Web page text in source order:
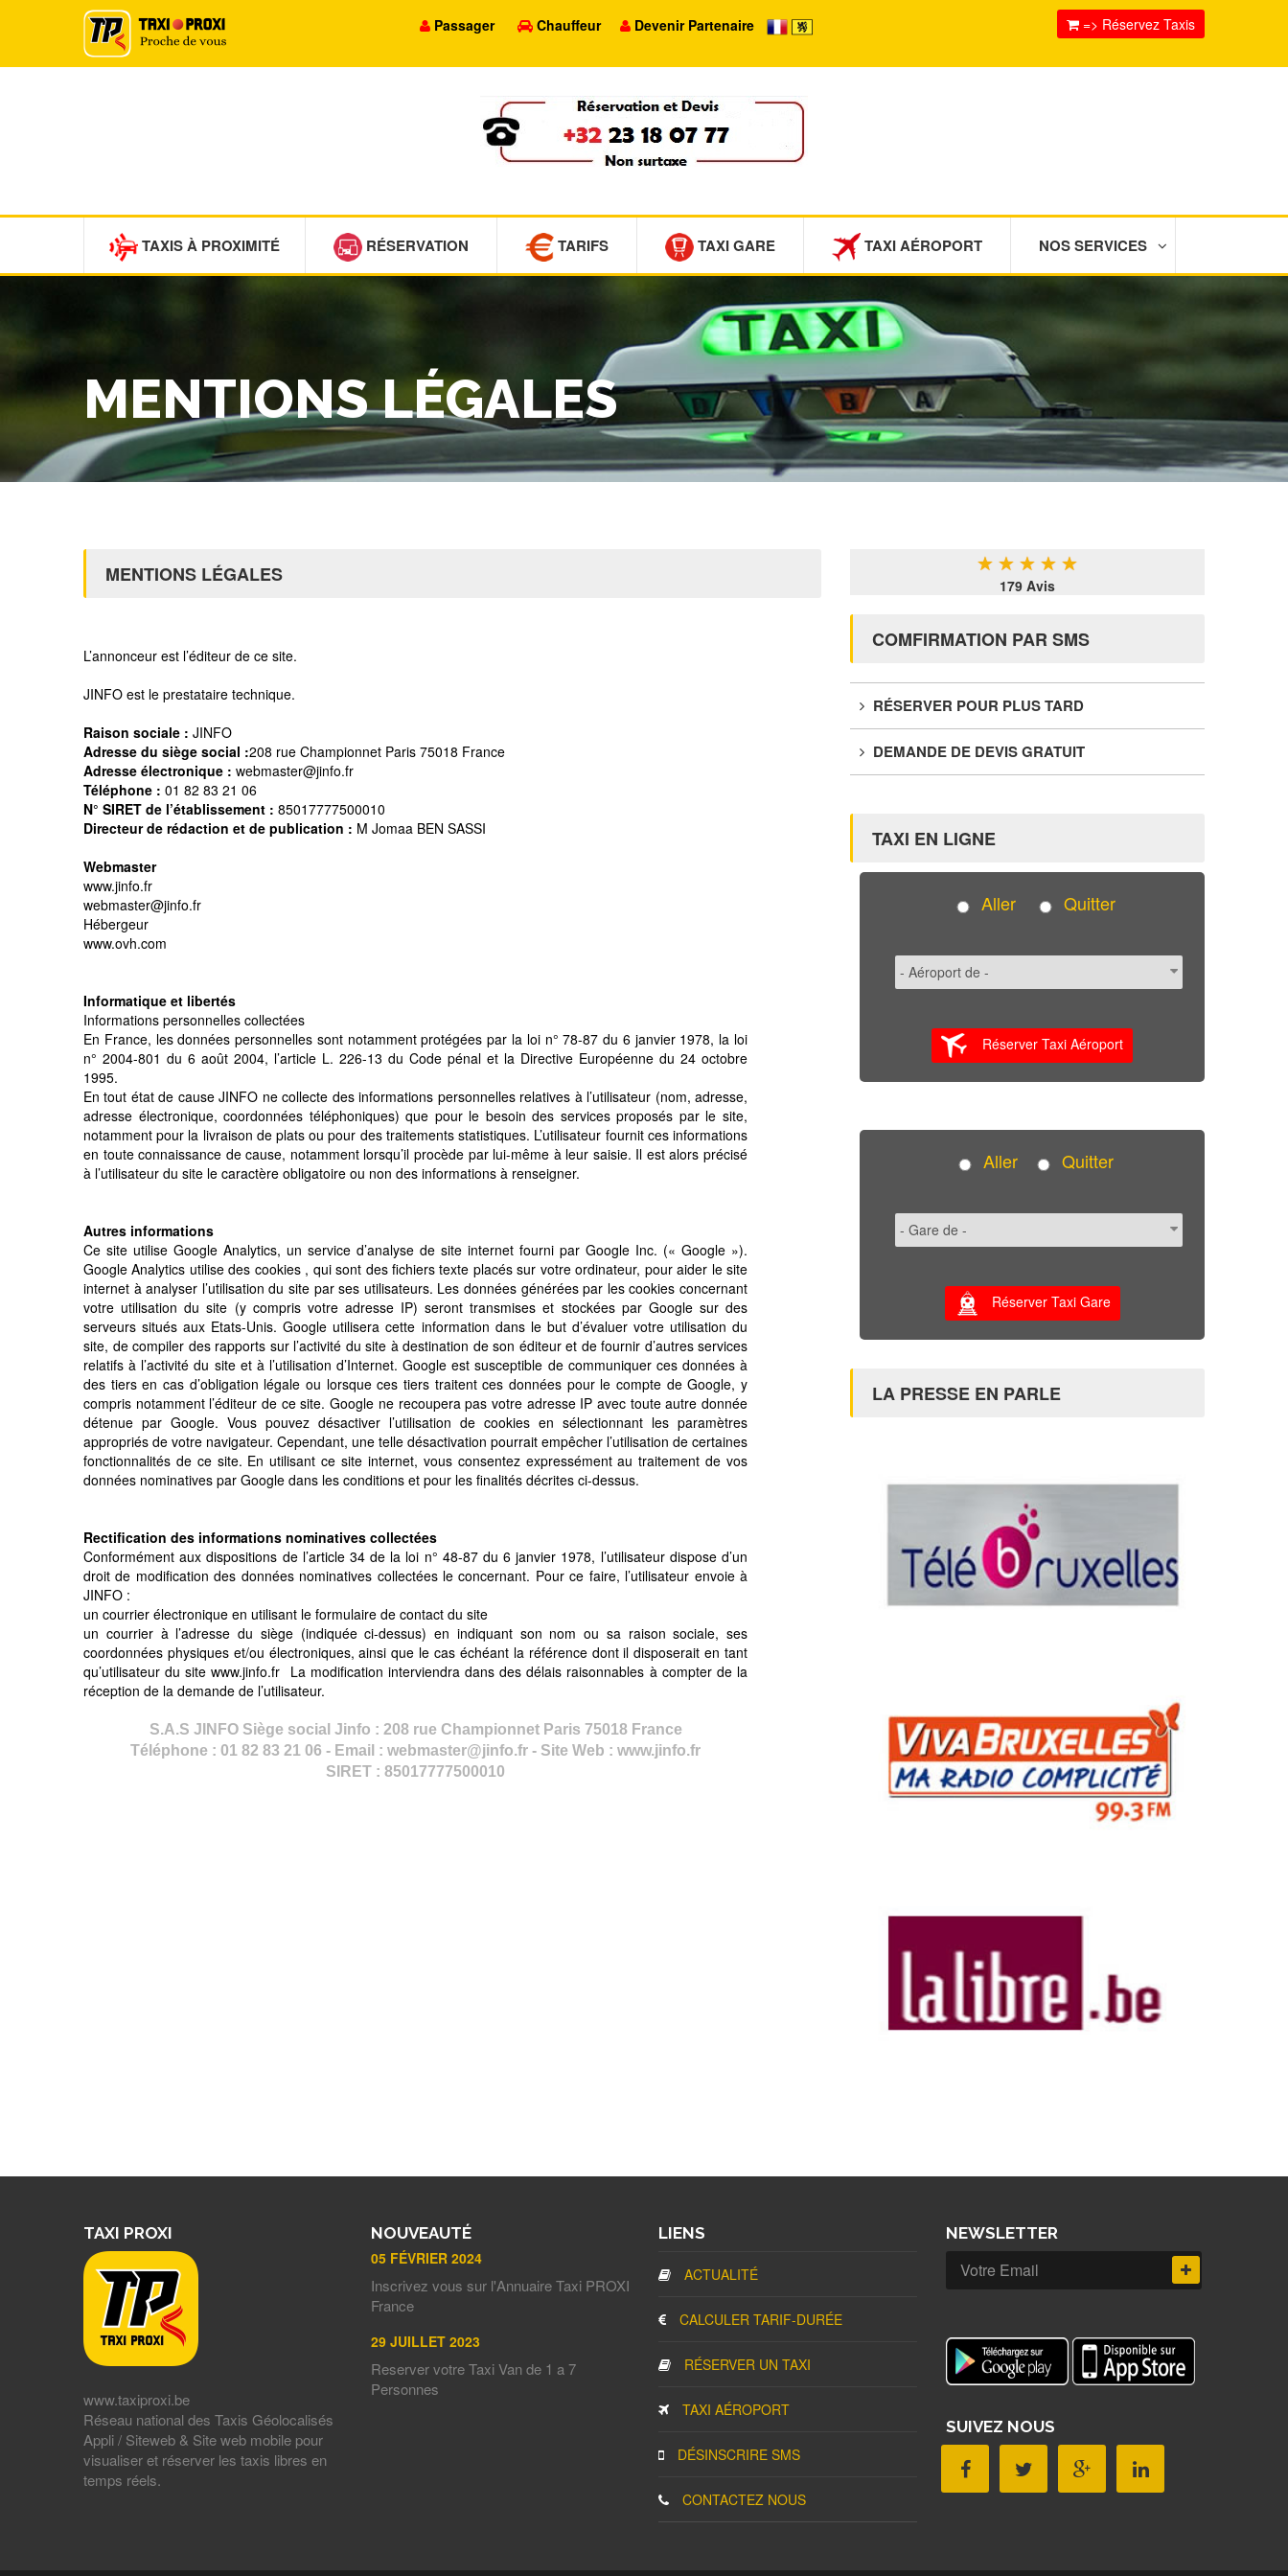
Passager Chauffeur Devenir Partenaire => Réservez Taxis
TAXIS À PROXIMITÉ RÉSERVATION TARIFS TAXI GARE TAXI AÉROPORT NOS SERVICES
MENTIONS LÉGALES
MENTIONS LÉGALES
L’annonceur est l’éditeur de ce site.
JINFO est le prestataire technique.
Raison sociale : JINFO
Adresse du siège social :208 rue Championnet Paris 75018 France
Adresse électronique : webmaster@jinfo.fr
Téléphone : 01 82 83 21 06
N° SIRET de l’établissement : 85017777500010
Directeur de rédaction et de publication : M Jomaa BEN SASSI
Webmaster
www.jinfo.fr
webmaster@jinfo.fr
Hébergeur
www.ovh.com
Informatique et libertés
Informations personnelles collectées
En France, les données personnelles sont notamment protégées par la loi n° 78-87 du 6 janvier 1978, la loi
n° 2004-801 du 6 août 2004, l’article L. 226-13 du Code pénal et la Directive Européenne du 24 octobre
1995.
En tout état de cause JINFO ne collecte des informations personnelles relatives à l’utilisateur (nom, adresse,
adresse électronique, coordonnées téléphoniques) que pour le besoin des services proposés par le site,
notamment pour la livraison de plats ou pour des traitements statistiques. L’utilisateur fournit ces informations
en toute connaissance de cause, notamment lorsqu’il procède par lui-même à leur saisie. Il est alors précisé
à l’utilisateur du site le caractère obligatoire ou non des informations à renseigner.
Autres informations
Ce site utilise Google Analytics, un service d’analyse de site internet fourni par Google Inc. (« Google »).
Google Analytics utilise des cookies , qui sont des fichiers texte placés sur votre ordinateur, pour aider le site
internet à analyser l’utilisation du site par ses utilisateurs. Les données générées par les cookies concernant
votre utilisation du site (y compris votre adresse IP) seront transmises et stockées par Google sur des
serveurs situés aux Etats-Unis. Google utilisera cette information dans le but d’évaluer votre utilisation du
site, de compiler des rapports sur l’activité du site à destination de son éditeur et de fournir d’autres services
relatifs à l’activité du site et à l’utilisation d’Internet. Google est susceptible de communiquer ces données à
des tiers en cas d’obligation légale ou lorsque ces tiers traitent ces données pour le compte de Google, y
compris notamment l’éditeur de ce site. Google ne recoupera pas votre adresse IP avec toute autre donnée
détenue par Google. Vous pouvez désactiver l’utilisation de cookies en sélectionnant les paramètres
appropriés de votre navigateur. Cependant, une telle désactivation pourrait empêcher l’utilisation de certaines
fonctionnalités de ce site. En utilisant ce site internet, vous consentez expressément au traitement de vos
données nominatives par Google dans les conditions et pour les finalités décrites ci-dessus.
Rectification des informations nominatives collectées
Conformément aux dispositions de l’article 34 de la loi n° 48-87 du 6 janvier 1978, l’utilisateur dispose d’un
droit de modification des données nominatives collectées le concernant. Pour ce faire, l’utilisateur envoie à
JINFO :
un courrier électronique en utilisant le formulaire de contact du site
un courrier à l’adresse du siège (indiquée ci-dessus) en indiquant son nom ou sa raison sociale, ses
coordonnées physiques et/ou électroniques, ainsi que le cas échéant la référence dont il disposerait en tant
qu’utilisateur du site www.jinfo.fr La modification interviendra dans des délais raisonnables à compter de la
réception de la demande de l’utilisateur.
S.A.S JINFO Siège social Jinfo : 208 rue Championnet Paris 75018 France
Téléphone : 01 82 83 21 06 - Email : webmaster@jinfo.fr - Site Web : www.jinfo.fr
SIRET : 85017777500010
★ ★ ★ ★ ★
179 Avis
COMFIRMATION PAR SMS
RÉSERVER POUR PLUS TARD
DEMANDE DE DEVIS GRATUIT
TAXI EN LIGNE
Aller Quitter
Réserver Taxi Aéroport
Aller Quitter
Réserver Taxi Gare
LA PRESSE EN PARLE
TAXI PROXI
www.taxiproxi.be
Réseau national des Taxis Géolocalisés
Appli / Siteweb & Site web mobile pour
visualiser et réserver les taxis libres en
temps réels.
NOUVEAUTÉ
05 FÉVRIER 2024
Inscrivez vous sur l'Annuaire Taxi PROXI
France
29 JUILLET 2023
Reserver votre Taxi Van de 1 a 7
Personnes
LIENS
ACTUALITÉ
CALCULER TARIF-DURÉE
RÉSERVER UN TAXI
TAXI AÉROPORT
DÉSINSCRIRE SMS
CONTACTEZ NOUS
NEWSLETTER
SUIVEZ NOUS